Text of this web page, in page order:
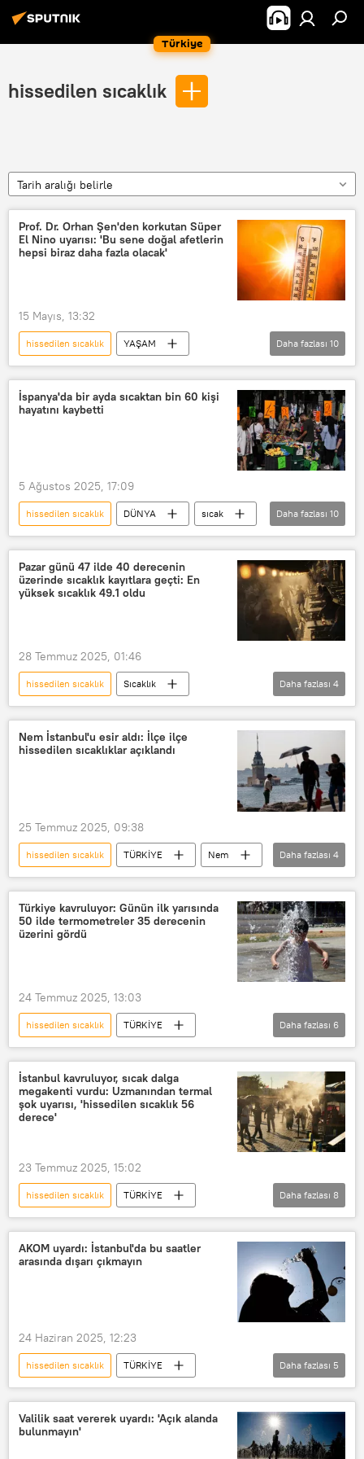
Türkiye
hissedilen sıcaklık
Tarih aralığı belirle
Prof. Dr. Orhan Şen'den korkutan Süper
El Nino uyarısı: 'Bu sene doğal afetlerin
hepsi biraz daha fazla olacak'
15 Mayıs, 13:32
hissedilen sıcaklık
YAŞAM
Orhan Şen
Süper El Nino
Meteoroloji
Sel
Sel felaketi
Kuraklık
Daha fazlası 10
İspanya'da bir ayda sıcaktan bin 60 kişi
hayatını kaybetti
5 Ağustos 2025, 17:09
hissedilen sıcaklık DÜNYA
sıcak
sıcak hava
Sıcak hava
en sıcak yıl
sıcak çarpması
klima
klima hastalığı
Daha fazlası 10
Pazar günü 47 ilde 40 derecenin
üzerinde sıcaklık kayıtlara geçti: En
yüksek sıcaklık 49.1 oldu
28 Temmuz 2025, 01:46
hissedilen sıcaklık
Sıcaklık
TÜRKİYE
rekor sıcaklık
yüksek sıcaklık
Pazar
Meteoroloji Genel Müdürlüğü
Daha fazlası 4
Nem İstanbul'u esir aldı: İlçe ilçe
hissedilen sıcaklıklar açıklandı
25 Temmuz 2025, 09:38
hissedilen sıcaklık TÜRKİYE
Nem
İstanbul
Sıcaklık
yüksek sıcaklık
rekor sıcaklık
Daha fazlası 4
Türkiye kavruluyor: Günün ilk yarısında
50 ilde termometreler 35 derecenin
üzerini gördü
24 Temmuz 2025, 13:03
hissedilen sıcaklık
TÜRKİYE
Hava sıcaklığı
Meteoroloji
Meteoroloji Genel Müdürlüğü
yüksek sıcaklık
rekor sıcaklık
Daha fazlası 6
İstanbul kavruluyor, sıcak dalga
megakenti vurdu: Uzmanından termal
şok uyarısı, 'hissedilen sıcaklık 56
derece'
23 Temmuz 2025, 15:02
hissedilen sıcaklık
TÜRKİYE
Termal
ısı
Sıcaklık
yüksek sıcaklık
rekor sıcaklık
Meteoroloji
Daha fazlası 8
AKOM uyardı: İstanbul'da bu saatler
arasında dışarı çıkmayın
24 Haziran 2025, 12:23
hissedilen sıcaklık
TÜRKİYE
İstanbul
AKOM
Sıcaklık
yüksek sıcaklık
Hava durumu
istanbul hava durumu
Daha fazlası 5
Valilik saat vererek uyardı: 'Açık alanda
bulunmayın'